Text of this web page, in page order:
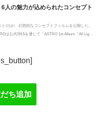
人の魅力が込められたコンセプト
ロ)が、幻想的なコンセプトフィルムを公開した。
は公式SNSを通じて「ASTRO 1st Album『All Ligh
ち追加